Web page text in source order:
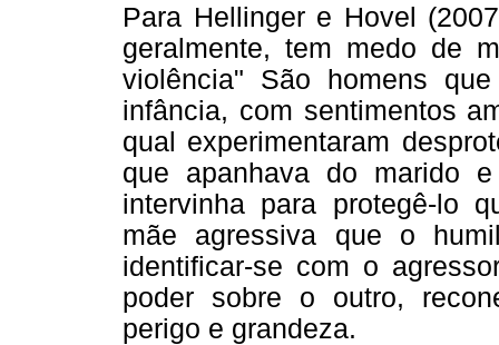
Para Hellinger e Hovel
geralmente, tem medo de
violência" São homens
infância, com sentimentos
qual experimentaram
que apanhava do marido
intervinha para protegê-lo
mãe agressiva que o
identificar-se com o
poder sobre o outro,
perigo e grandeza.